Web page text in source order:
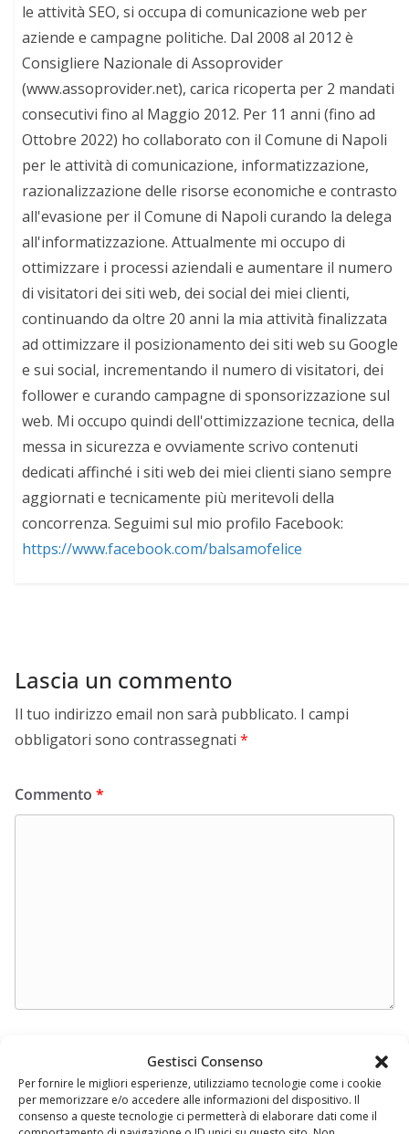
Gestisci Consenso
Per fornire le migliori esperienze, utilizziamo tecnologie come i cookie
per memorizzare e/o accedere alle informazioni del dispositivo. Il
consenso a queste tecnologie ci permetterà di elaborare dati come il
le attività SEO, si occupa di comunicazione web per
aziende e campagne politiche. Dal 2008 al 2012 è
Consigliere Nazionale di Assoprovider
(www.assoprovider.net), carica ricoperta per 2 mandati
consecutivi fino al Maggio 2012. Per 11 anni (fino ad
Ottobre 2022) ho collaborato con il Comune di Napoli
per le attività di comunicazione, informatizzazione,
razionalizzazione delle risorse economiche e contrasto
all'evasione per il Comune di Napoli curando la delega
all'informatizzazione. Attualmente mi occupo di
ottimizzare i processi aziendali e aumentare il numero
di visitatori dei siti web, dei social dei miei clienti,
continuando da oltre 20 anni la mia attività finalizzata
ad ottimizzare il posizionamento dei siti web su Google
e sui social, incrementando il numero di visitatori, dei
follower e curando campagne di sponsorizzazione sul
web. Mi occupo quindi dell'ottimizzazione tecnica, della
messa in sicurezza e ovviamente scrivo contenuti
dedicati affinché i siti web dei miei clienti siano sempre
aggiornati e tecnicamente più meritevoli della
concorrenza. Seguimi sul mio profilo Facebook:
https://www.facebook.com/balsamofelice
Lascia un commento
Il tuo indirizzo email non sarà pubblicato. I campi
obbligatori sono contrassegnati *
Commento *